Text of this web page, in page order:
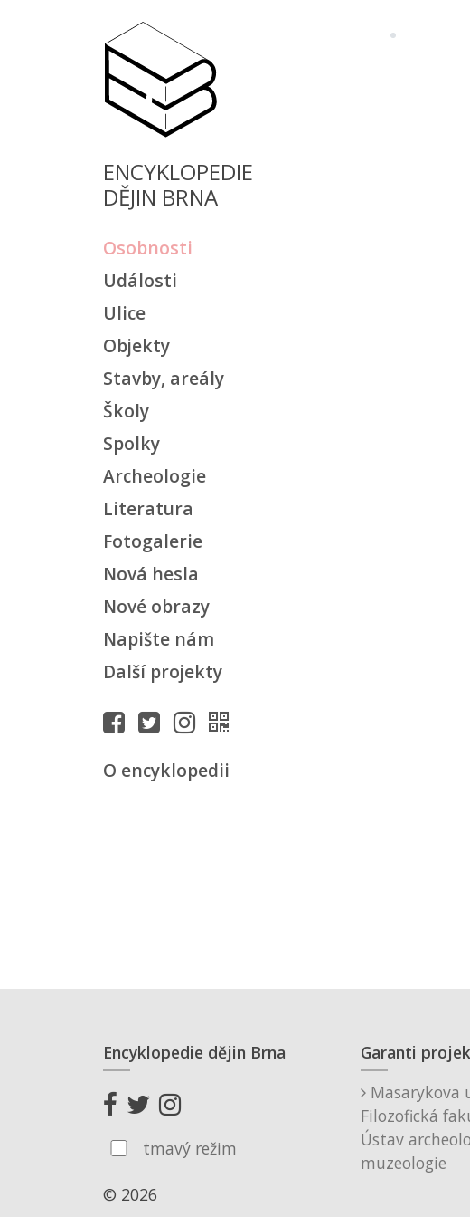
ENCYKLOPEDIE
DĚJIN BRNA
Osobnosti
Události
Ulice
Objekty
Stavby, areály
Školy
Spolky
Archeologie
Literatura
Fotogalerie
Nová hesla
Nové obrazy
Napište nám
Další projekty
O encyklopedii
Encyklopedie dějin Brna
tmavý režim
© 2026
Garanti
Masarykova
Filozofická
Ústav
muzeologie